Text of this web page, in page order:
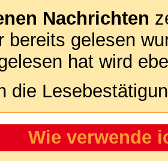
Nachrichten
bereits gelesen
hat wird
die
Wie verwende